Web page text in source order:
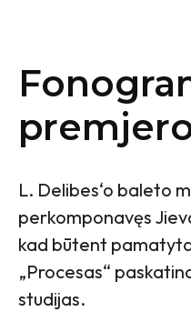
L. Delibes‘o baleto
perkomponavęs
kad būtent
„Procesas“
studijas.